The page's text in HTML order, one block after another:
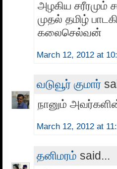
அழகிய சரீரமும்
முதல் தமிழ்
கலைசெல்வன்
March 12, 2012 at
வடுவூர் குமார்
நானும்
March 12, 2012 at
தனிமரம் said...